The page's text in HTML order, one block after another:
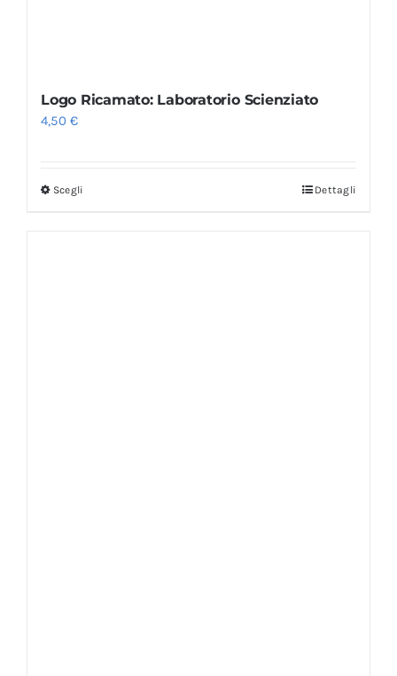
Logo Ricamato: Laboratorio Scienziato
4,50€
Scegli Dettagli